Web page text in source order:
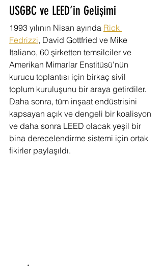
USGBC ve LEED’in Gelişimi
1993 yılının Nisan ayında Rick
Fedrizzi, David Gottfried ve Mike
Italiano, 60 şirketten temsilciler ve
Amerikan Mimarlar Enstitüsü'nün
kurucu toplantısı için birkaç sivil
toplum kuruluşunu bir araya getirdiler.
Daha sonra, tüm inşaat endüstrisini
kapsayan açık ve dengeli bir koalisyon
ve daha sonra LEED olacak yeşil bir
bina derecelendirme sistemi için ortak
fikirler paylaşıldı.